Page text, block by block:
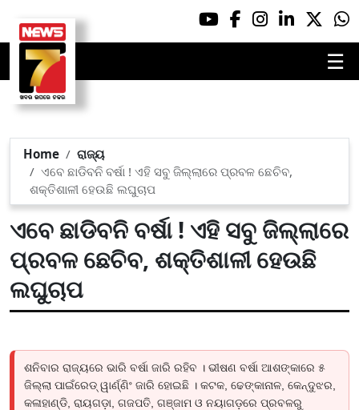
☰
Home
ରାଜ୍ୟ
ଏବେ ଛାଡିବନି ବର୍ଷା ! ଏହି ସବୁ ଜିଲ୍ଲାରେ ପ୍ରବଳ ଛେଚିବ,
ଶକ୍ତିଶାଳୀ ହେଉଛି ଲଘୁଚାପ
ଏବେ ଛାଡିବନି ବର୍ଷା ! ଏହି ସବୁ ଜିଲ୍ଲାରେ
ପ୍ରବଳ ଛେଚିବ, ଶକ୍ତିଶାଳୀ ହେଉଛି
ଲଘୁଚାପ
ଶନିବାର ରାଜ୍ୟରେ ଭାରି ବର୍ଷା ଜାରି ରହିବ । ଭୀଷଣ ବର୍ଷା ଆଶଙ୍କାରେ ୫
ଜିଲ୍ଲା ପାଇଁରେଡ୍ ୱାର୍ଣ୍ଣିଂ ଜାରି ହୋଇଛି । କଟକ, ଢେଙ୍କାନାଳ, କେନ୍ଦୁଝର,
କଳାହାଣ୍ଡି, ରାୟଗଡ଼ା, ଗଜପତି, ଗଞ୍ଜାମ ଓ ନୟାଗଡ଼ରେ ପ୍ରବଳରୁ